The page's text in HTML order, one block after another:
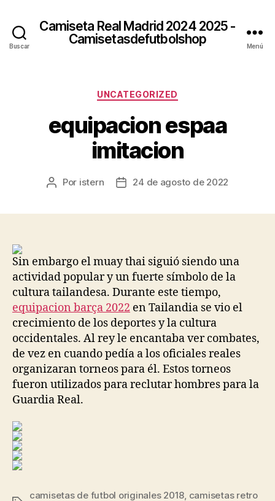
Buscar
Camiseta Real Madrid 2024 2025 -
Camisetasdefutbolshop
Menú
Categorías
UNCATEGORIZED
equipacion espaa
imitacion
Autor
Por istern
Fecha24 de agosto de 2022
Sin embargo el muay thai siguió siendo una
actividad popular y un fuerte símbolo de la
cultura tailandesa. Durante este tiempo,
equipacion barça 2022 en Tailandia se vio el
crecimiento de los deportes y la cultura
occidentales. Al rey le encantaba ver combates,
de vez en cuando pedía a los oficiales reales
organizaran torneos para él. Estos torneos
fueron utilizados para reclutar hombres para la
Guardia Real.
camisetas de futbol originales 2018, camisetas retro